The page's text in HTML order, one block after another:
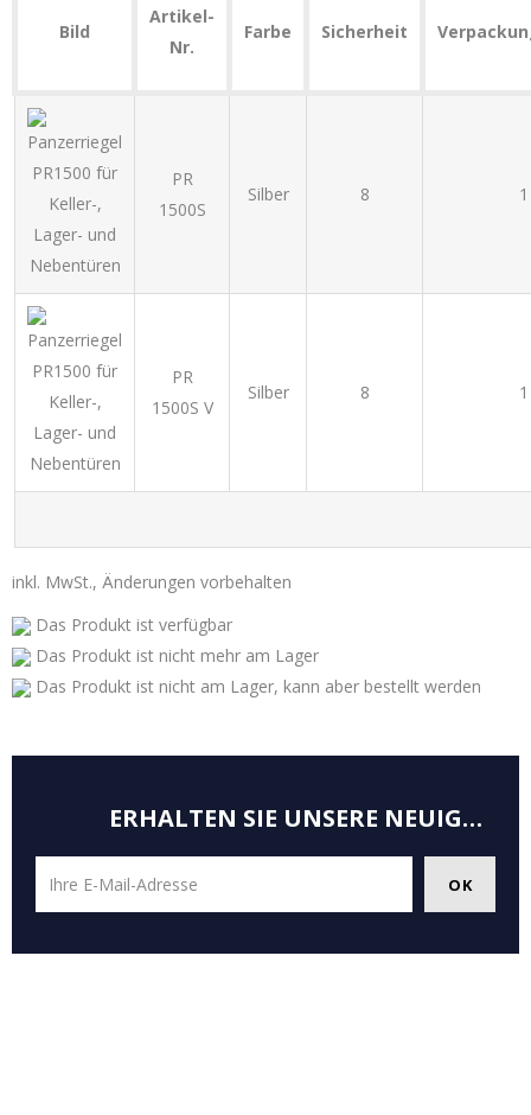
Bild
Artikel-
Nr.
Farbe Sicherheit
PR
1500S
Silber 8 1
PR
1500S V
Silber 8 1
inkl. MwSt., Änderungen vorbehalten
Das Produkt ist verfügbar
Das Produkt ist nicht mehr am Lager
Das Produkt ist nicht am Lager, kann aber bestellt werden
ERHALTEN SIE UNSERE NEUIGKEITEN UND SONDERANGEBOTE